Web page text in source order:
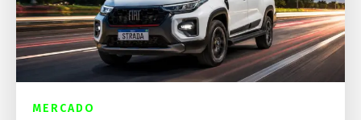
MERCADO